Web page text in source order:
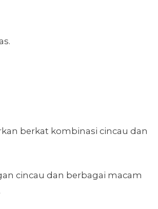
berkat kombinasi cincau dan
cincau dan berbagai macam